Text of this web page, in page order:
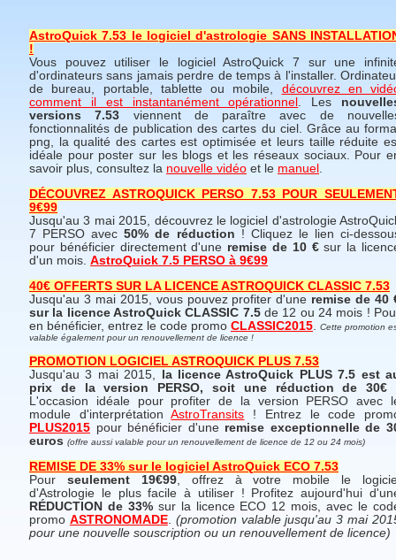
AstroQuick 7.53 le logiciel d'astrologie SANS
!
Vous pouvez utiliser le logiciel AstroQuick 7 sur une
d'ordinateurs sans jamais perdre de temps à l'installer.
de bureau, portable, tablette ou mobile, découvrez en
comment il est instantanément opérationnel . Les
versions 7.53 viennent de paraître avec de
fonctionnalités de publication des cartes du ciel. Grâce au
png, la qualité des cartes est optimisée et leurs taille réduite
idéale pour poster sur les blogs et les réseaux sociaux. Pour
savoir plus, consultez la nouvelle vidéo et le manuel .
DÉCOUVREZ ASTROQUICK PERSO 7.53 POUR
9€99
Jusqu'au 3 mai 2015, découvrez le logiciel d'astrologie
7 PERSO avec50% de réduction ! Cliquez le lien ci-
pour bénéficier directement d'une remise de 10 €sur la
d'un mois. AstroQuick 7.5 PERSO à 9€99
40€ OFFERTS SUR LA LICENCE ASTROQUICK CLASSIC 7.53
Jusqu'au 3 mai 2015, vous pouvez profiter d'une remise de 40
sur la licence AstroQuick CLASSIC 7.5de 12 ou 24 mois !
en bénéficier, entrez le code promo CLASSIC2015. Cette promotion
valable également pour un renouvellement de licence !
PROMOTION LOGICIEL ASTROQUICK PLUS 7.53
Jusqu'au 3 mai 2015,
la licence AstroQuick PLUS 7.5 est
prix de la version PERSO, soit une réduction de 30€
L'occasion idéale pour profiter de la version PERSO avec
module d'interprétationAstroTransits ! Entrez le code
PLUS2015 pour bénéficier d'une remise exceptionnelle de
euros (offre aussi valable pour un renouvellement de licence de 12 ou 24 mois)
REMISE DE 33% sur le logiciel AstroQuick ECO 7.53
Pour seulement 19€99, offrez à votre mobile le
d'Astrologie le plus facile à utiliser ! Profitez aujourd'hui
RÉDUCTION de 33%sur la licence ECO 12 mois, avec le
promo ASTRONOMADE. (promotion valable jusqu'au 3 mai
pour une nouvelle souscription ou un renouvellement de licence)